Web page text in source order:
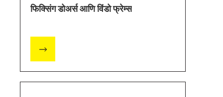
फिक्सिंग डोअर्स आणि विंडो फ्रेम्स